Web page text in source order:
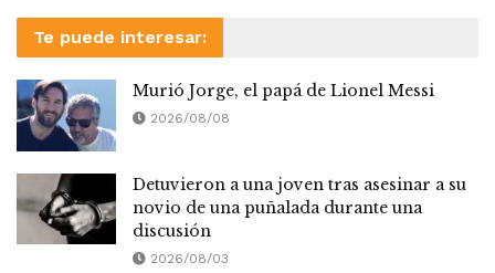
Te puede interesar:
Murió Jorge, el papá de Lionel Messi
2026/08/08
Detuvieron a una joven tras asesinar a su
novio de una puñalada durante una
discusión
2026/08/03